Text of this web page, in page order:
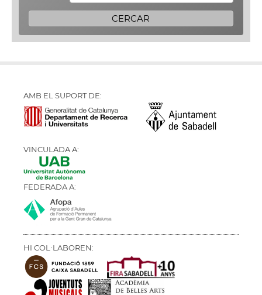
AMB EL SUPORT DE:
VINCULADA A:
FEDERADA A:
HI COL·LABOREN: